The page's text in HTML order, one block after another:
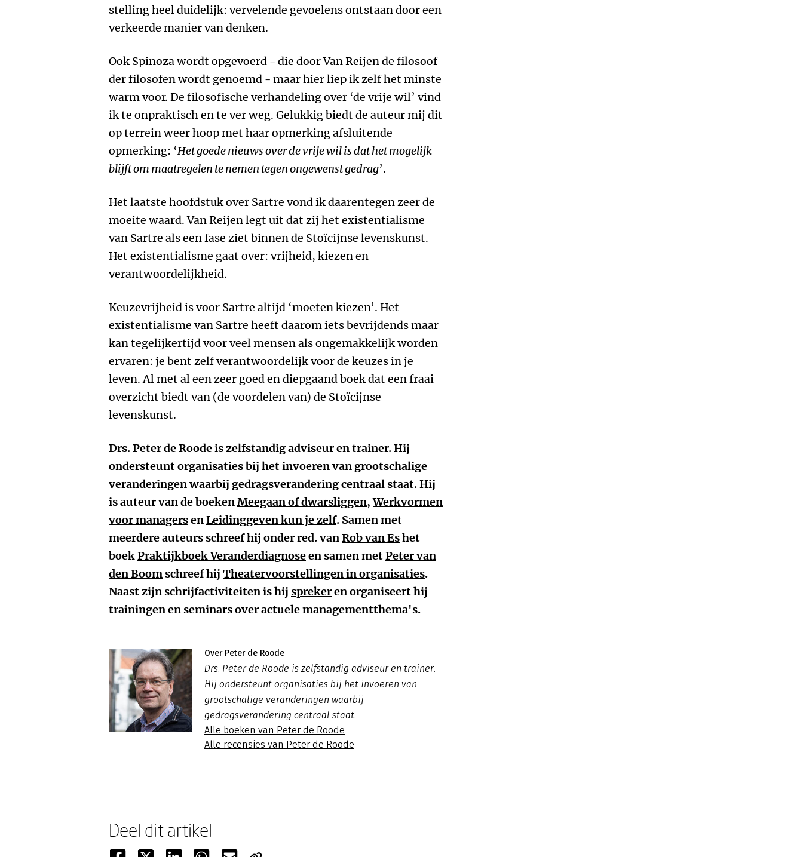
stelling heel duidelijk: vervelende gevoelens ontstaan door een
verkeerde manier van denken.
Ook Spinoza wordt opgevoerd - die door Van Reijen de filosoof
der filosofen wordt genoemd - maar hier liep ik zelf het minste
warm voor. De filosofische verhandeling over ‘de vrije wil’ vind
ik te onpraktisch en te ver weg. Gelukkig biedt de auteur mij dit
op terrein weer hoop met haar opmerking afsluitende
opmerking: ‘Het goede nieuws over de vrije wil is dat het mogelijk
blijft om maatregelen te nemen tegen ongewenst gedrag’.
Het laatste hoofdstuk over Sartre vond ik daarentegen zeer de
moeite waard. Van Reijen legt uit dat zij het existentialisme
van Sartre als een fase ziet binnen de Stoïcijnse levenskunst.
Het existentialisme gaat over: vrijheid, kiezen en
verantwoordelijkheid.
Keuzevrijheid is voor Sartre altijd ‘moeten kiezen’. Het
existentialisme van Sartre heeft daarom iets bevrijdends maar
kan tegelijkertijd voor veel mensen als ongemakkelijk worden
ervaren: je bent zelf verantwoordelijk voor de keuzes in je
leven. Al met al een zeer goed en diepgaand boek dat een fraai
overzicht biedt van (de voordelen van) de Stoïcijnse
levenskunst.
Drs.Peter de Roodeis zelfstandig adviseur en trainer. Hij
ondersteunt organisaties bij het invoeren van grootschalige
veranderingen waarbij gedragsverandering centraal staat. Hij
is auteur van de boekenMeegaan of dwarsliggen,Werkvormen
voor managersenLeidinggeven kun je zelf. Samen met
meerdere auteurs schreef hij onder red. vanRob van Eshet
boekPraktijkboek Veranderdiagnoseen samen metPeter van
den Boom schreef hij Theatervoorstellingen in organisaties.
Naast zijn schrijfactiviteiten is hij sprekeren organiseert hij
trainingen en seminars over actuele managementthema's.
Over Peter de Roode
Drs. Peter de Roode is zelfstandig adviseur en trainer.
Hij ondersteunt organisaties bij het invoeren van
grootschalige veranderingen waarbij
gedragsverandering centraal staat.
Alle boeken van Peter de Roode
Alle recensies van Peter de Roode
Deel dit artikel